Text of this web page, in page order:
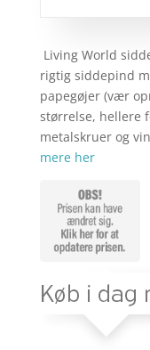
Living World
rigtig siddepind
papegøjer (vær
størrelse, hellere
metalskruer og
mere her